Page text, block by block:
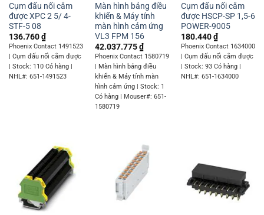
Cụm đấu nối cắm
được XPC 2 5/ 4-
STF-5 08
136.760₫
Phoenix Contact 1491523
| Cụm đấu nối cắm được
| Stock: 110 Có hàng |
NHL#: 651-1491523
Màn hình bảng điều
khiển & Máy tính
màn hình cảm ứng
VL3 FPM 156
42.037.775₫
Phoenix Contact 1580719
| Màn hình bảng điều
khiển & Máy tính màn
hình cảm ứng | Stock: 1
Có hàng | Mouser#: 651-
1580719
Cụm đấu nối cắm
được HSCP-SP 1,5-6
POWER-9005
180.440₫
Phoenix Contact 1634000
| Cụm đấu nối cắm được
| Stock: 93 Có hàng |
NHL#: 651-1634000